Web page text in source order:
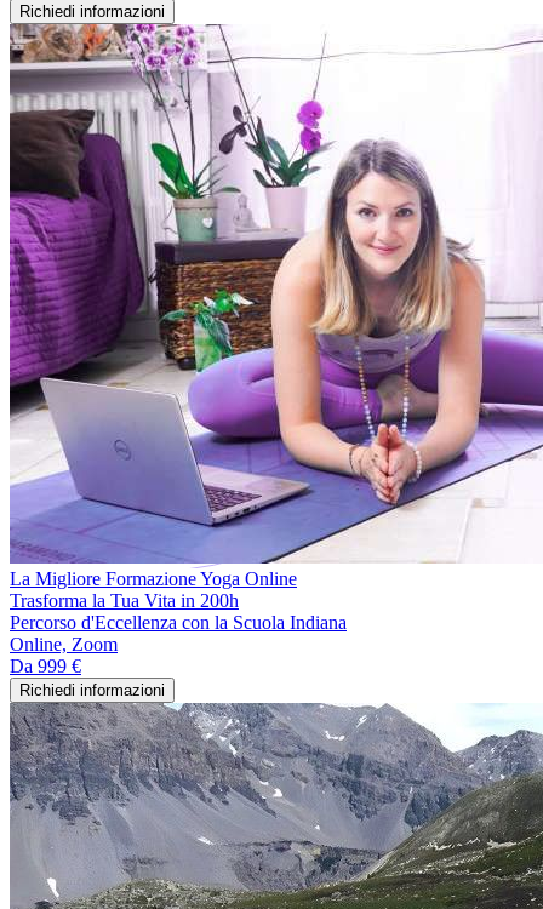
Richiedi informazioni
La Migliore Formazione Yoga Online
Trasforma la Tua Vita in 200h
Percorso d'Eccellenza con la Scuola Indiana
Online, Zoom
Da 999 €
Richiedi informazioni